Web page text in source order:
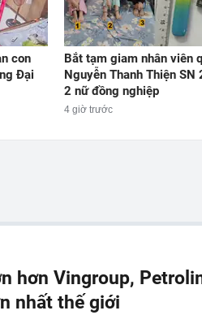
con
Đại
Bắt tạm giam nhân viên
Nguyễn Thanh Thiện SN
2 nữ đồng nghiệp
4 giờ trước
hơn Vingroup,
nhất thế giới